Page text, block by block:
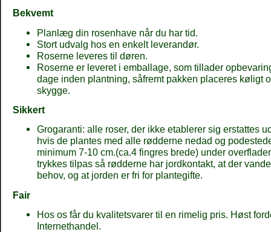
Bekvemt
Planlæg din rosenhave når du har tid.
Stort udvalg hos en enkelt leverandør.
Roserne leveres til døren.
Roserne er leveret i emballage, som tillader
dage inden plantning, såfremt pakken placeres køligt
skygge.
Sikkert
Grogaranti: alle roser, der ikke etablerer sig erstattes
hvis de plantes med alle rødderne nedad og
minimum 7-10 cm.(ca.4 fingres brede) under
trykkes tilpas så rødderne har jordkontakt, at der
behov, og at jorden er fri for plantegifte.
Fair
Hos os får du kvalitetsvarer til en rimelig pris. Høst
Internethandel.